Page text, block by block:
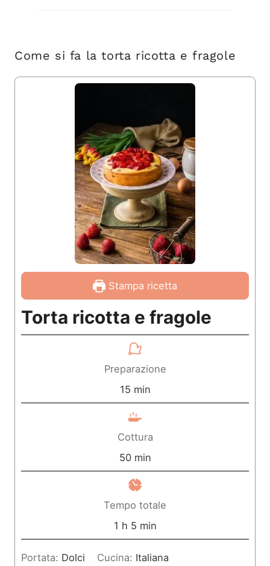
Come si fa la torta ricotta e fragole
Stampa ricetta
Torta ricotta e fragole
Preparazione
15m
t
i
min
Cottura
50m
i
t
i
min
Tempo totale
1 oh 5mmin
Portata: Dolci Cucina: Italiana